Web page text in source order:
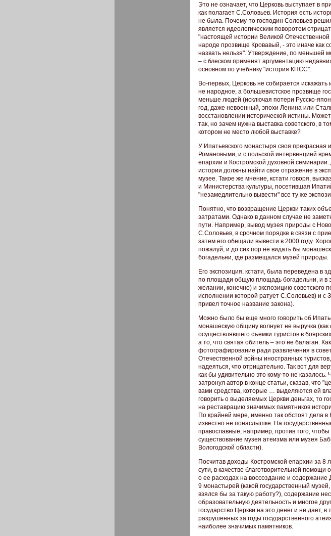
Это не означает, что Церковь выступает в
как полагает С.Соловьев. История есть
не была. Почему-то господин Соловьев
является идеологическим поворотом
"настоящей истории Великой
народе прозвище Кровавый, - это иначе как
назвать нельзя". Утверждение, по меньшей
– с блеском применят аргументацию
основном по учебнику "история КПСС".
Во-первых, Церковь не собирается
не народное, а большевистское прозвище
меньше людей (исключая потери Русско-
год, даже невоенный, эпохи Ленина или
восстановлении исторической истины.
так, но зачем нужна выставка советского, в
котором не место любой выставке?
У Ипатьевского монастыря своя прекрасная
Романовыми, и с польской интервенцией
епархии и Костромской духовной
истории должны найти свое отражение в
музее. Такое же мнение, кстати говоря,
и Министерства культуры, посетившая
"незамедлительно вывести" все ту же
Понятно, что возвращение Церкви таких
затратами. Однако в данном случае не
пути. Например, вывод музея природы с
С.Соловьев, в срочном порядке в связи с
затем его обещали вывести в 2000 году.
пожалуй, и до сих пор не видать бы
богадельни, где размещался музей природы.
Его экспозиция, кстати, была переведена в
по площади общую площадь богадельни, и в
желании, конечно) и экспозицию советского
исполнении которой ратует С.Соловьев) и с
привел точное название закона).
Можно было бы еще много говорить об
монашескую общину волнует не выручка (как
осуществлявшего съемки туристов в
а то, что святая обитель – это не балаган.
фотографирование ради развлечения в
Отечественной войны иностранных
надеяться, что отрицательно. Так вот для
как бы удивительно это кому-то не
затронул автор в конце статьи, сказав, что
вами средства, которые … выделяются ей
говорить о выделяемых Церкви деньгах, то
на реставрацию значимых памятников
По крайней мере, именно так обстоят дела в
известно не понаслышке. На
православные, например, против того,
существование музея атеизма или музея
Вологодской области).
Посчитав доходы Костромской епархии за 8
сути, в качестве благотворительной помощи
о ее расходах на воссоздание и
9 монастырей (какой государственный
взялся бы за такую работу?), содержание
образовательную деятельность и многое
государство Церкви на это денег и не дает,
разрушенных за годы государственного
наиболее значимых памятников.